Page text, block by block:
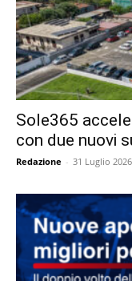
Sole365
con due nuovi
Redazione - 31 Luglio 2026